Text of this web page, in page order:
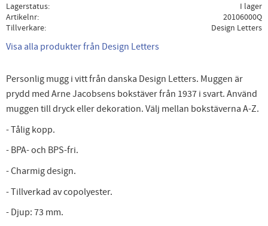
Lagerstatus
I lager
Artikelnr
20106000Q
Tillverkare
Design Letters
Visa alla produkter från Design Letters
Personlig mugg i vitt från danska Design Letters. Muggen är
prydd med Arne Jacobsens bokstäver från 1937 i svart. Använd
muggen till dryck eller dekoration. Välj mellan bokstäverna A-Z.
- Tålig kopp.
- BPA- och BPS-fri.
- Charmig design.
- Tillverkad av copolyester.
- Djup: 73 mm.